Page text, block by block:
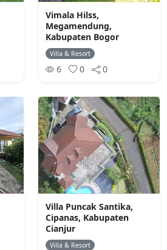
Vimala Hilss,
Megamendung,
Kabupaten Bogor
Villa & Resort
6 0 0
Villa Puncak Santika,
Cipanas, Kabupaten
Cianjur
Villa & Resort